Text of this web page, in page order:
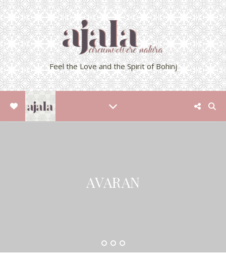
Feel the Love and the Spirit of Bohinj
AVARAN